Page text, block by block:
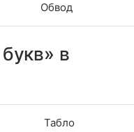
Обвод
в
Табло